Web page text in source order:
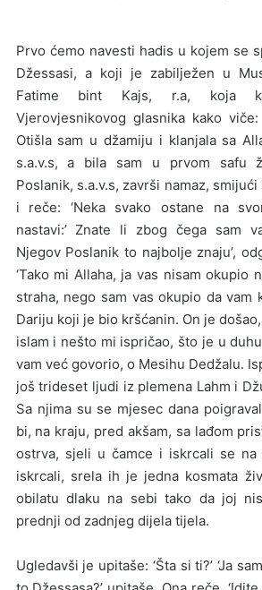
Prvo ćemo navesti hadis u kojem se
Džessasi, a koji je zabilježen u
Fatime bint Kajs, r.a, koja
Vjerovjesnikovog glasnika kako viče:
Otišla sam u džamiju i klanjala sa
s.a.v.s, a bila sam u prvom safu
Poslanik, s.a.v.s, završi namaz,
i reče: ‘Neka svako ostane na
nastavi:’ Znate li zbog čega sam
Njegov Poslanik to najbolje znaju’,
‘Tako mi Allaha, ja vas nisam okupio
straha, nego sam vas okupio da vam
Dariju koji je bio kršćanin. On je
islam i nešto mi ispričao, što je u
vam već govorio, o Mesihu Dedžalu.
još trideset ljudi iz plemena Lahm i
Sa njima su se mjesec dana
bi, na kraju, pred akšam, sa lađom
ostrva, sjeli u čamce i iskrcali se na
iskrcali, srela ih je jedna kosmata
obilatu dlaku na sebi tako da joj
prednji od zadnjeg dijela tijela.
Ugledavši je upitaše: ‘Šta si ti?’ ‘Ja